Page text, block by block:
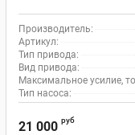
Производитель:
Артикул:
Тип привода:
Вид привода:
Максимальное усилие,
Тип насоса:
21 000 руб